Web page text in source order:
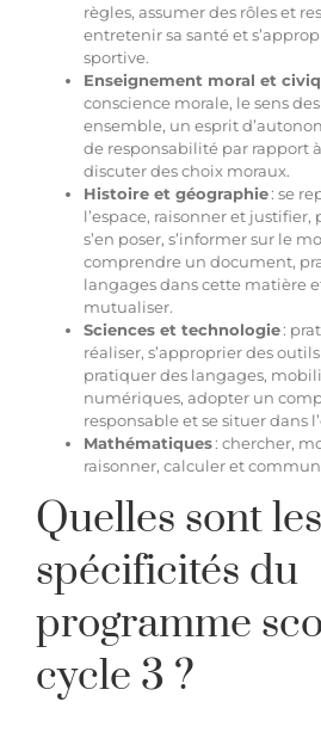
règles, assumer des rôles et
entretenir sa santé et
sportive.
Enseignement moral et
conscience morale, le sens
ensemble, un esprit
de responsabilité par rapport
discuter des choix moraux.
Histoire et géographie: se
l’espace, raisonner et justifier,
s’en poser, s’informer sur le
comprendre un document,
langages dans cette matière
mutualiser.
Sciences et technologie:
réaliser, s’approprier des
pratiquer des langages,
numériques, adopter un
responsable et se situer dans
Mathématiques: chercher,
raisonner, calculer et
Quelles sont les
spécificités du
programme
cycle 3 ?